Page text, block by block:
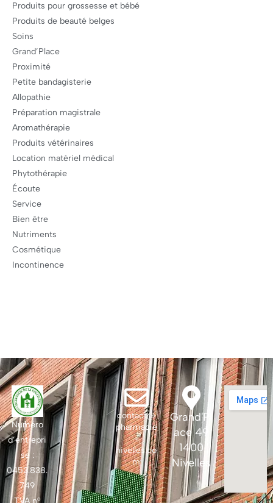
Produits pour grossesse et bébé
Produits de beauté belges
Soins
Grand’Place
Proximité
Petite bandagisterie
Allopathie
Préparation magistrale
Aromathérapie
Produits vétérinaires
Location matériel médical
Phytothérapie
Écoute
Service
Bien être
Nutriments
Cosmétique
Incontinence
Numéro
d’entrepri
se :
0453.838.
749
contact@
pharmacie
-
nivelles.co
m
Grand'Pl
ace 49
1400
Nivelles